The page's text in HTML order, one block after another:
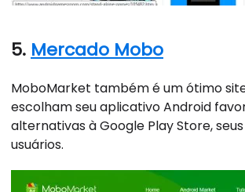
5. Mercado Mobo
MoboMarket também é um ótimo
escolham seu aplicativo Android
alternativas à Google Play Store,
usuários.